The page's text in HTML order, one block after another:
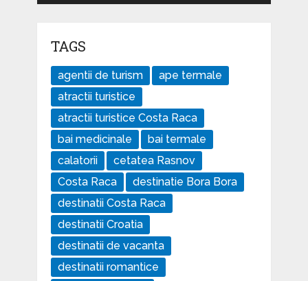
TAGS
agentii de turism
ape termale
atractii turistice
atractii turistice Costa Raca
bai medicinale
bai termale
calatorii
cetatea Rasnov
Costa Raca
destinatie Bora Bora
destinatii Costa Raca
destinatii Croatia
destinatii de vacanta
destinatii romantice